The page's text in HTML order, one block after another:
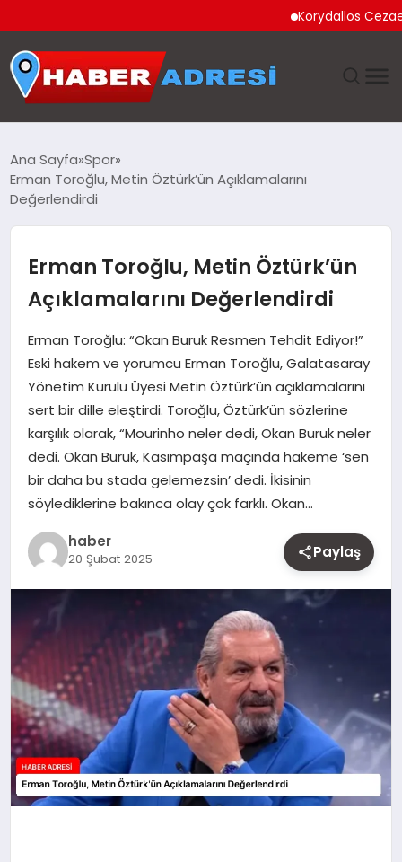
Korydallos
GÜNDEM
EĞITIM
MAGAZIN
YAŞAM
OTOMOBIL
Ana Sayfa Spor
Erman Toroğlu, Metin Öztürk’ün Açıklamalarını
Değerlendirdi
Erman Toroğlu, Metin Öztürk’ün
Açıklamalarını Değerlendirdi
Erman Toroğlu: “Okan Buruk Resmen Tehdit Ediyor!”
Eski hakem ve yorumcu Erman Toroğlu, Galatasaray
Yönetim Kurulu Üyesi Metin Öztürk’ün açıklamalarını
sert bir dille eleştirdi. Toroğlu, Öztürk’ün sözlerine
karşılık olarak, “Mourinho neler dedi, Okan Buruk neler
dedi. Okan Buruk, Kasımpaşa maçında hakeme ‘sen
bir daha bu stada gelemezsin’ dedi. İkisinin
söylediklerine bakınca olay çok farklı. Okan…
haber
20 Şubat 2025 Paylaş